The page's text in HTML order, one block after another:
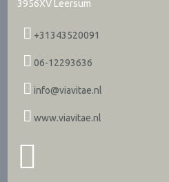
3956XV Leersum
+31343520091
06-12293636
info@viavitae.nl
www.viavitae.nl